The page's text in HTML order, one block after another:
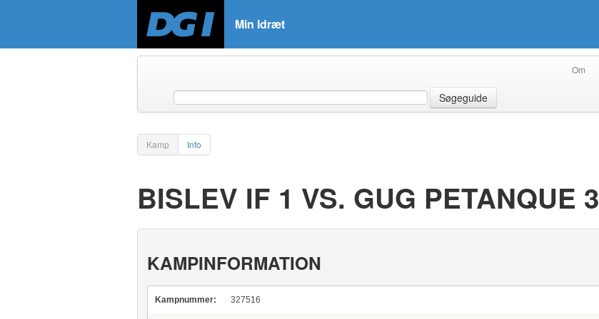
Min Idræt
Om
Søgeguide
Kamp Info
BISLEV IF 1 VS. GUG PETANQUE 3
KAMPINFORMATION
Kampnummer: 327516